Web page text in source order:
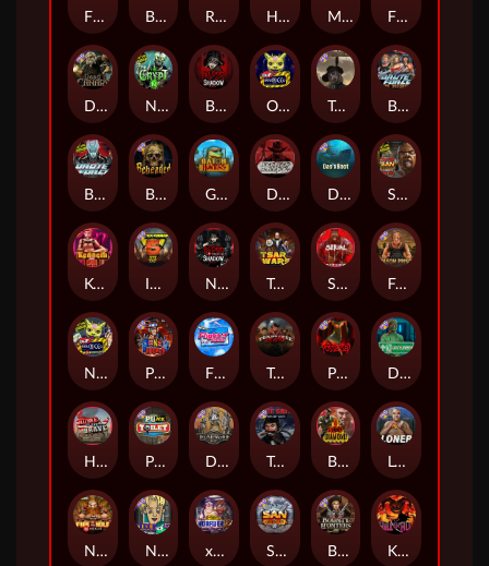
Nexus Blood & Shadow
Kill Em All
Blood Diamond
Dead, Dead, or Deader
Nexus Fire In The Hole xBomb
Highway to Hell
Tsar Wars
Brute Force
Home of the Brave
Mental 2
Tombstone Slaughter
San Quentin 2: Death Row
Blood & Shadow
Blood & Shadow 2
Outsourced
Punk Rocker 2
Deadwood R.I.P
Beheaded
Brute Force: Alien Onslaught
Nexus Outsourced
Nexus The Crypt
Gator Hunters
Loner
Kenneth Must Die
Tombstone RIP
Fire in the Hole 2 Fire In The Hole xBomb
Folsom Prison
Das xBoot
Road Rage
xWays Hoarder 2
Nine To Five Bounty Hunters xNudge®
Flight Mode
San Quentin xWays
Serial
Punk Toilet
Possessed Disturbed
Infectious 5 xWays
Dead Canary
True Grit Redemption